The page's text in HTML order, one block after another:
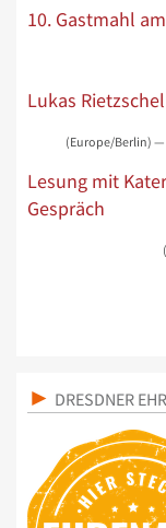
10. Gastmahl
Lukas
(Europe/Berlin) —
Lesung mit
Gespräch
DRESDNER